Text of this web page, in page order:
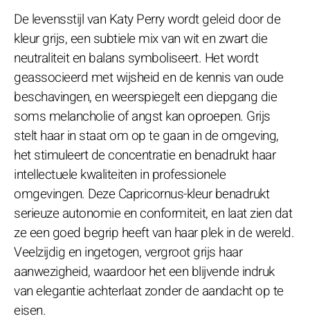
De levensstijl van Katy Perry wordt geleid door de
kleur grijs, een subtiele mix van wit en zwart die
neutraliteit en balans symboliseert. Het wordt
geassocieerd met wijsheid en de kennis van oude
beschavingen, en weerspiegelt een diepgang die
soms melancholie of angst kan oproepen. Grijs
stelt haar in staat om op te gaan in de omgeving,
het stimuleert de concentratie en benadrukt haar
intellectuele kwaliteiten in professionele
omgevingen. Deze Capricornus-kleur benadrukt
serieuze autonomie en conformiteit, en laat zien dat
ze een goed begrip heeft van haar plek in de wereld.
Veelzijdig en ingetogen, vergroot grijs haar
aanwezigheid, waardoor het een blijvende indruk
van elegantie achterlaat zonder de aandacht op te
eisen.